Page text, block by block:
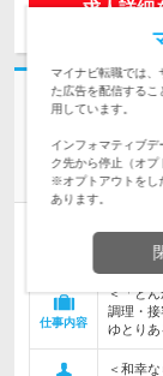
求人詳細
夜営業なし
味も人も、いい
情報更新日：2026/07/
仕事内容
＜「と
調理・接
ゆとり
＜和幸
マイナビ転職では、
た広告を配信するこ
用しています。
インフォマティブ
ク先から停止（オプ
※オプトアウトをし
あります。